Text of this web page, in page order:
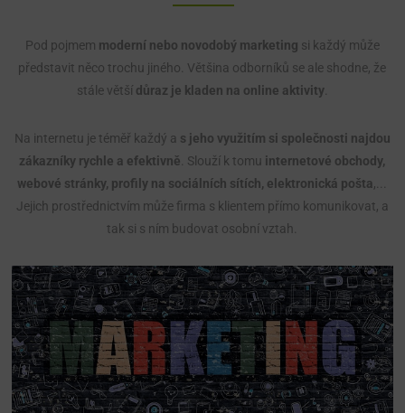
Pod pojmem moderní nebo novodobý marketing si každý může
představit něco trochu jiného. Většina odborníků se ale shodne, že
stále větší důraz je kladen na online aktivity.
Na internetu je téměř každý a s jeho využitím si společnosti najdou
zákazníky rychle a efektivně . Slouží k tomu internetové obchody,
webové stránky, profily na sociálních sítích, elektronická pošta,...
Jejich prostřednictvím může firma s klientem přímo komunikovat, a
tak si s ním budovat osobní vztah.